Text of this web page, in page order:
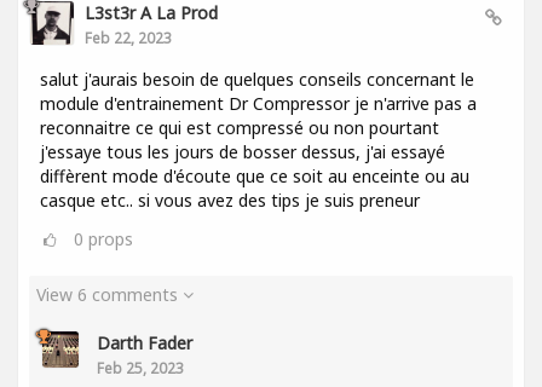
L3st3r A La Prod
Feb 22, 2023
salut j'aurais besoin de quelques conseils concernant le
module d'entrainement Dr Compressor je n'arrive pas a
reconnaitre ce qui est compressé ou non pourtant
j'essaye tous les jours de bosser dessus, j'ai essayé
diffèrent mode d'écoute que ce soit au enceinte ou au
casque etc.. si vous avez des tips je suis preneur
0 props
View 6 comments
Darth Fader
Feb 25, 2023